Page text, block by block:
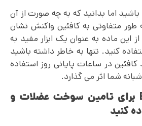
اما بدانید که به چه صورت از آن
طور متفاوتی به کافئین واکنش نشان
این ماده به عنوان یک ابزار مفید به
کنید. تنها به خاطر داشته باشید
کافئین در ساعات پایانی روز استفاده
شما اثر می گذارد.
6.از مکمل BCAA برای تامین سوخت عضلات و
کنید